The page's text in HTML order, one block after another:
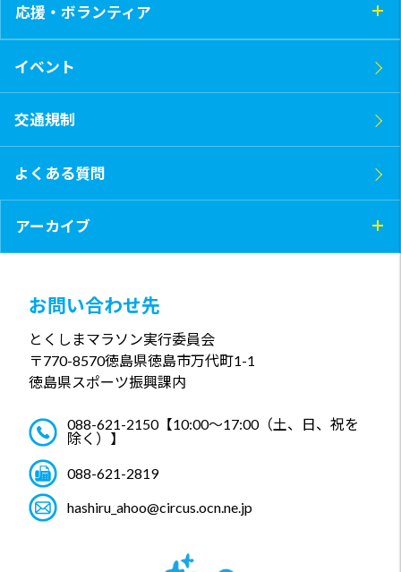
応援・ボランティア
イベント
交通規制
よくある質問
アーカイブ
お問い合わせ先
とくしまマラソン実行委員会
〒770-8570徳島県徳島市万代町1-1
徳島県スポーツ振興課内
088-621-2150【10:00～17:00（土、日、祝を
除く）】
088-621-2819
hashiru_ahoo@circus.ocn.ne.jp